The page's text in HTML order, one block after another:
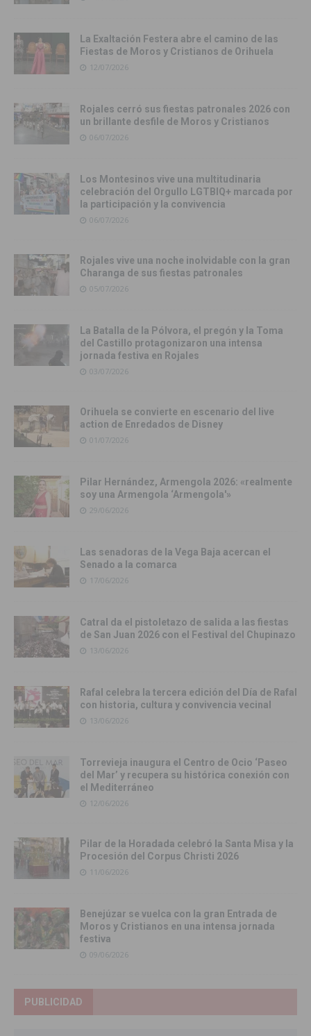
La Exaltación Festera abre el camino de las
Fiestas de Moros y Cristianos de Orihuela
12/07/2026
Rojales cerró sus fiestas patronales 2026 con
un brillante desfile de Moros y Cristianos
06/07/2026
Los Montesinos vive una multitudinaria
celebración del Orgullo LGTBIQ+ marcada por
la participación y la convivencia
06/07/2026
Rojales vive una noche inolvidable con la gran
Charanga de sus fiestas patronales
05/07/2026
La Batalla de la Pólvora, el pregón y la Toma
del Castillo protagonizaron una intensa
jornada festiva en Rojales
03/07/2026
Orihuela se convierte en escenario del live
action de Enredados de Disney
01/07/2026
Pilar Hernández, Armengola 2026: «realmente
soy una Armengola ‘Armengola'»
29/06/2026
Las senadoras de la Vega Baja acercan el
Senado a la comarca
17/06/2026
Catral da el pistoletazo de salida a las fiestas
de San Juan 2026 con el Festival del Chupinazo
13/06/2026
Rafal celebra la tercera edición del Día de Rafal
con historia, cultura y convivencia vecinal
13/06/2026
Torrevieja inaugura el Centro de Ocio ‘Paseo
del Mar’ y recupera su histórica conexión con
el Mediterráneo
12/06/2026
Pilar de la Horadada celebró la Santa Misa y la
Procesión del Corpus Christi 2026
11/06/2026
Benejúzar se vuelca con la gran Entrada de
Moros y Cristianos en una intensa jornada
festiva
09/06/2026
PUBLICIDAD